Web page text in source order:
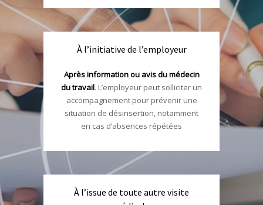
À l’initiative de l’employeur
Après information ou avis du médecin
du travail. L’employeur peut solliciter un
accompagnement pour prévenir une
situation de désinsertion, notamment
en cas d’absences répétées
À l’issue de toute autre visite